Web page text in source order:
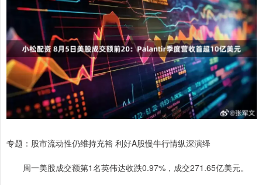
专题：股市流动性仍维持充裕 利好A股慢牛行情纵深演绎
周一美股成交额第1名英伟达收跌0.97%，成交271.65亿美元。